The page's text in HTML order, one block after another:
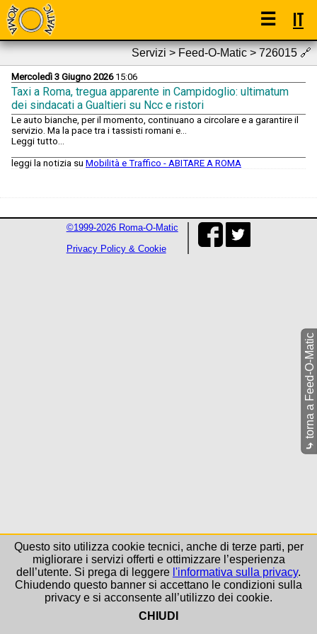
☰ IT
Servizi > Feed-O-Matic > 726015🔗
Mercoledì 3 Giugno 202615:06
Taxi a Roma, tregua apparente in Campidoglio: ultimatum
dei sindacati a Gualtieri su Ncc e ristori
Le auto bianche, per il momento, continuano a circolare e a garantire il
servizio. Ma la pace tra i tassisti romani e...
Leggi tutto...
leggi la notizia su Mobilità e Traffico - ABITARE A ROMA
⤷
torna a Feed-O-Matic
©1999-2026 Roma-O-Matic
Privacy Policy & Cookie
Questo sito utilizza cookie tecnici, anche di terze parti, per
migliorare i servizi offerti e ottimizzare l’esperienza
dell’utente. Si prega di leggere l'informativa sulla privacy.
Chiudendo questo banner si accettano le condizioni sulla
privacy e si acconsente all’utilizzo dei cookie.
CHIUDI